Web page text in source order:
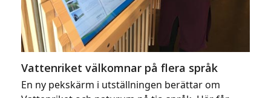
Vattenriket välkomnar på flera språk
En ny pekskärm i utställningen berättar om